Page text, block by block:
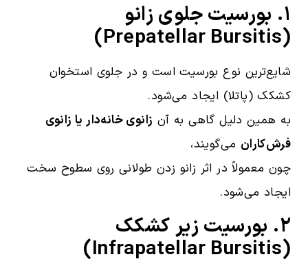
۱. بورسیت جلوی زانو
(Prepatellar Bursitis)
شایع‌ترین نوع بورسیت است و در جلوی استخوان
کشکک (پاتلا) ایجاد می‌شود.
به همین دلیل گاهی به آن زانوی خانه‌دار یا زانوی
فرش‌کاران می‌گویند،
چون معمولاً در اثر زانو زدن طولانی روی سطوح سخت
ایجاد می‌شود.
۲. بورسیت زیر کشکک
(Infrapatellar Bursitis)